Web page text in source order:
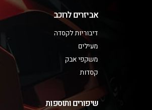
אביזרים לרוכב
דיבוריות לקסדה
מעילים
משקפי אבק
קסדות
שיפורים ותוספות